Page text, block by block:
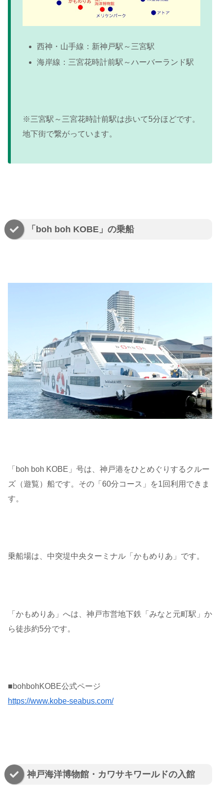
西神・山手線：新神戸駅～三宮駅
海岸線：三宮花時計前駅～ハーバーランド駅
※三宮駅～三宮花時計前駅は歩いて5分ほどです。
地下街で繋がっています。
「boh boh KOBE」の乗船
「boh boh KOBE」号は、神戸港をひとめぐりするクルー
ズ（遊覧）船です。その「60分コース」を1回利用できま
す。
乗船場は、中突堤中央ターミナル「かもめりあ」です。
「かもめりあ」へは、神戸市営地下鉄「みなと元町駅」か
ら徒歩約5分です。
■bohbohKOBE公式ページ
https://www.kobe-seabus.com/
神戸海洋博物館・カワサキワールドの入館